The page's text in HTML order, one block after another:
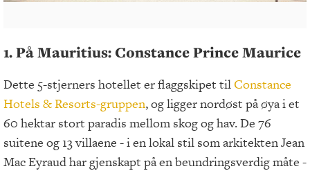
1. På Mauritius: Constance Prince Maurice
Dette 5-stjerners hotellet er flaggskipet tilConstance
Hotels & Resorts-gruppen, og ligger nordøst på øya i et
60 hektar stort paradis mellom skog og hav. De 76
suitene og 13 villaene - i en lokal stil som arkitekten Jean
Mac Eyraud har gjenskapt på en beundringsverdig måte -